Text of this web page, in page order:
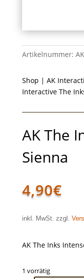
Artikelnummer:
Shop | AK
Interactive The
AK The
Sienna
4,90€
inkl. MwSt. zzgl.
AK The Inks
1 vorrätig